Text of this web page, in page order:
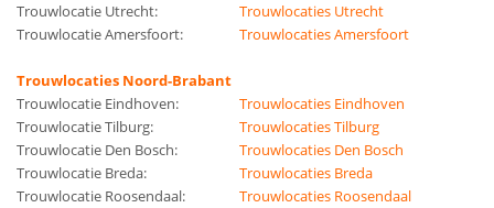
Trouwlocatie Utrecht:
Trouwlocaties Utrecht
Trouwlocatie Amersfoort:
Trouwlocaties Amersfoort
Trouwlocaties Noord-Brabant
Trouwlocatie Eindhoven:
Trouwlocaties Eindhoven
Trouwlocatie Tilburg:
Trouwlocaties Tilburg
Trouwlocatie Den Bosch:
Trouwlocaties Den Bosch
Trouwlocatie Breda:
Trouwlocaties Breda
Trouwlocatie Roosendaal:
Trouwlocaties Roosendaal